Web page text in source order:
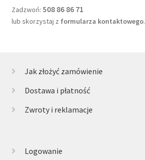
Zadzwoń: 508 86 86 71
lub skorzystaj z formularza kontaktowego.
Jak złożyć zamówienie
Dostawa i płatność
Zwroty i reklamacje
Logowanie